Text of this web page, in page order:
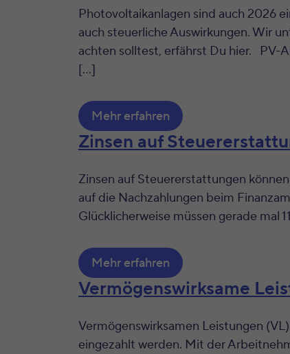
Photovoltaikanlagen sind auch 2026
auch steuerliche Auswirkungen. Wir
achten solltest, erfährst Du hier. PV-
[…]
Mehr erfahren
Zinsen auf
Zinsen auf Steuererstattungen
auf die Nachzahlungen beim
Glücklicherweise müssen gerade mal
Mehr erfahren
Vermögenswirksame
Vermögenswirksamen Leistungen
eingezahlt werden. Mit der